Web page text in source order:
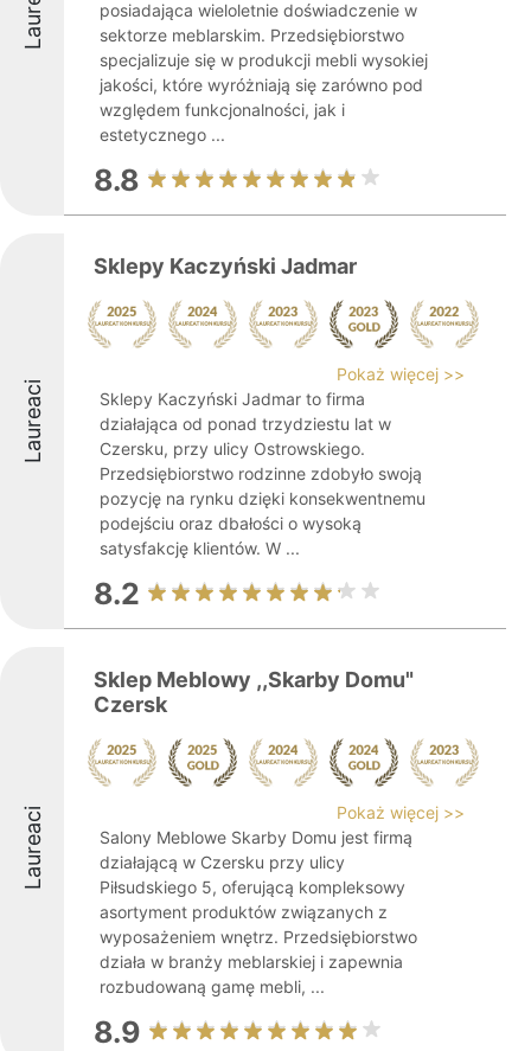
posiadająca wieloletnie doświadczenie w
sektorze meblarskim. Przedsiębiorstwo
specjalizuje się w produkcji mebli wysokiej
jakości, które wyróżniają się zarówno pod
względem funkcjonalności, jak i
estetycznego ...
8.8
Laureaci
Sklepy Kaczyński Jadmar
Pokaż więcej >>
Sklepy Kaczyński Jadmar to firma
działająca od ponad trzydziestu lat w
Czersku, przy ulicy Ostrowskiego.
Przedsiębiorstwo rodzinne zdobyło swoją
pozycję na rynku dzięki konsekwentnemu
podejściu oraz dbałości o wysoką
satysfakcję klientów. W ...
8.2
Laureaci
Sklep Meblowy ,,Skarby Domu"
Czersk
Pokaż więcej >>
Salony Meblowe Skarby Domu jest firmą
działającą w Czersku przy ulicy
Piłsudskiego 5, oferującą kompleksowy
asortyment produktów związanych z
wyposażeniem wnętrz. Przedsiębiorstwo
działa w branży meblarskiej i zapewnia
rozbudowaną gamę mebli, ...
8.9